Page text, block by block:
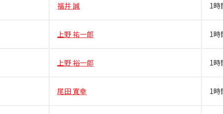
福井 誠 1時
上野 祐一郎 1時
上野 裕一郎 1時
尾田 寛幸 1時